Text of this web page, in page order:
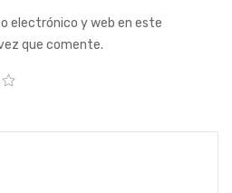
electrónico y web en este
que comente.